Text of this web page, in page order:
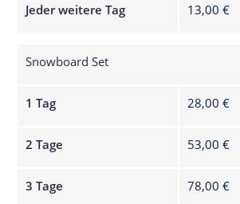
Jeder weitere Tag 13,00 €
1 Tag
2 Tage
3 Tage
Snowboard Set
28,00 €
53,00 €
78,00 €